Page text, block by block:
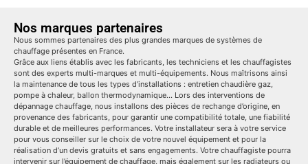
Nos marques partenaires
Nous sommes partenaires des plus grandes marques de systèmes de
chauffage présentes en France.
Grâce aux liens établis avec les fabricants, les techniciens et les chauffagistes
sont des experts multi-marques et multi-équipements. Nous maîtrisons ainsi
la maintenance de tous les types d’installations : entretien chaudière gaz,
pompe à chaleur, ballon thermodynamique… Lors des interventions de
dépannage chauffage, nous installons des pièces de rechange d’origine, en
provenance des fabricants, pour garantir une compatibilité totale, une fiabilité
durable et de meilleures performances. Votre installateur sera à votre service
pour vous conseiller sur le choix de votre nouvel équipement et pour la
réalisation d’un devis gratuits et sans engagements. Votre chauffagiste pourra
intervenir sur l’équipement de chauffage, mais également sur les radiateurs ou